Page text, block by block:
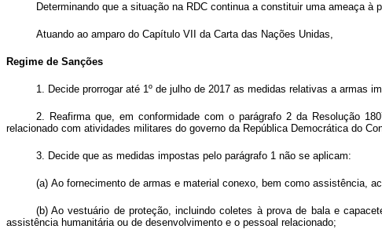
Determinando que a situação na RDC continua a constituir uma ameaça à
Atuando ao amparo do Capítulo VII da Carta das Nações Unidas,
Regime de Sanções
1. Decide prorrogar até 1º de julho de 2017 as medidas relativas a armas
2. Reafirma que, em conformidade com o parágrafo 2 da Resolução
relacionado com atividades militares do governo da República Democrática do
3. Decide que as medidas impostas pelo parágrafo 1 não se aplicam:
(a) Ao fornecimento de armas e material conexo, bem como assistência,
(b) Ao vestuário de proteção, incluindo coletes à prova de bala e
assistência humanitária ou de desenvolvimento e o pessoal relacionado;